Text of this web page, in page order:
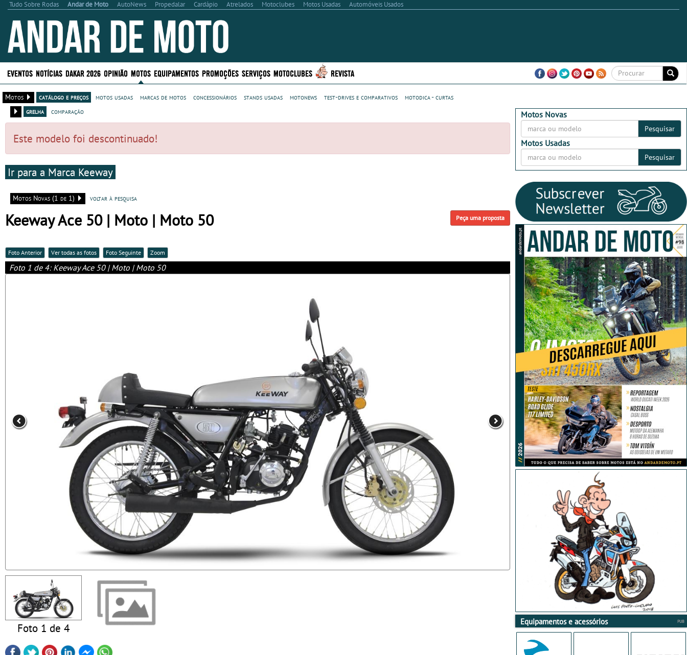
Tudo Sobre Rodas Andar de Moto AutoNews Propedalar Cardápio Atrelados Motoclubes Motos Usadas Automóveis Usados
EVENTOS NOTÍCIAS DAKAR 2026 OPINIÃO MOTOS EQUIPAMENTOS PROMOÇÕES SERVIÇOS MOTOCLUBES REVISTA
Motos catálogo e preços motos usadas marcas de motos concessionários stands usadas motonews test-drives e comparativos
motodica - curtas
grelha
comparação
Este modelo foi descontinuado!
Ir para a Marca Keeway
Motos Novas (1 de 1) voltar à pesquisa
Peça uma proposta
Keeway Ace 50 | Moto | Moto 50
Foto Anterior Ver todas as fotos Foto Seguinte Zoom
Foto 1 de 4: Keeway Ace 50 | Moto | Moto 50
Foto 1 de 4
Motos Novas
Pesquisar
Motos Usadas
Pesquisar
Equipamentos e acessórios